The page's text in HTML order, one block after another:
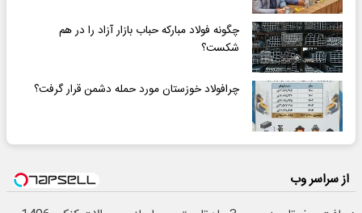
چگونه فولاد مبارکه حباب بازار آزاد را در هم
شکست؟
چرافولاد خوزستان مورد حمله دشمن قرار گرفت؟
از سراسر وب